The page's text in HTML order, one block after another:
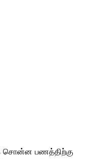
சொன்ன பணத்திற்கு